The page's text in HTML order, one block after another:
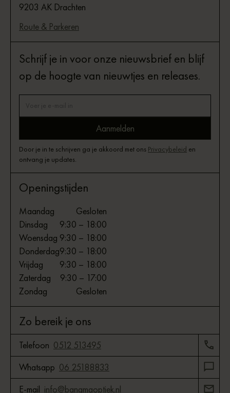
9203 AK Drachten
Route & Parkeren
Schrijf je in voor onze nieuwsbrief en blijf
op de hoogte van nieuwtjes en releases.
Door je in te schrijven ga je akkoord met ons Privacybeleid en
ontvang je updates.
Openingstijden
Maandag
Gesloten
Dinsdag
9:30 – 18:00
Woensdag 9:30 – 18:00
Donderdag9:30 – 18:00
Vrijdag
9:30 – 18:00
Zaterdag
9:30 – 17:00
Zondag
Gesloten
Zo bereik je ons
Telefoon 0512 513495
Whatsapp 06 25188833
E-mail info@bangmaoptiek.nl